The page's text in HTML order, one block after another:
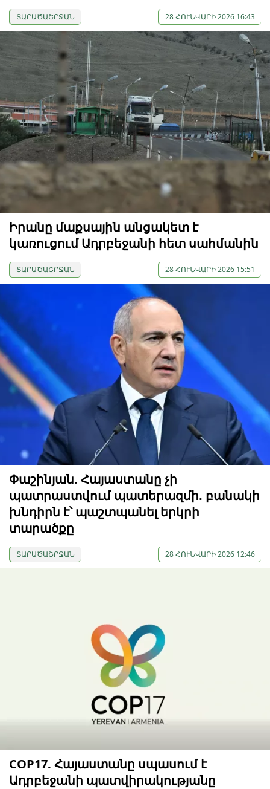
ՏԱՐԱԾԱՇՐՋԱՆ 28 ՀՈՒՆՎԱՐԻ 2026 16:43
Իրանը մաքսային անցակետ է
կառուցում Ադրբեջանի հետ սահմանին
ՏԱՐԱԾԱՇՐՋԱՆ 28 ՀՈՒՆՎԱՐԻ 2026 15:51
Փաշինյան. Հայաստանը չի
պատրաստվում պատերազմի. բանակի
խնդիրն է՝ պաշտպանել երկրի
տարածքը
ՏԱՐԱԾԱՇՐՋԱՆ 28 ՀՈՒՆՎԱՐԻ 2026 12:46
COP17. Հայաստանը սպասում է
Ադրբեջանի պատվիրակությանը